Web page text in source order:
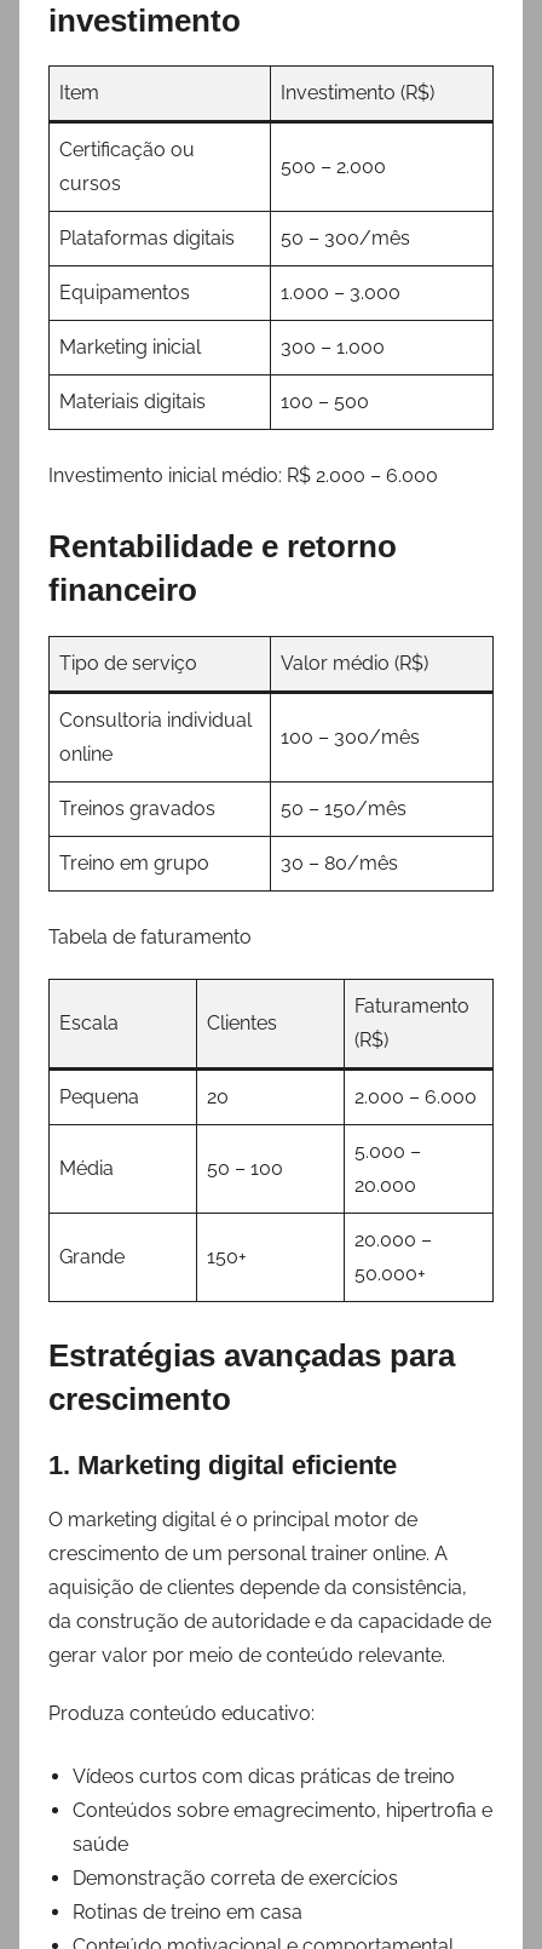
investimento
Item Investimento (R$)
Certificação ou
cursos
500 – 2.000
Plataformas digitais 50 – 300/mês
Equipamentos 1.000 – 3.000
Marketing inicial 300 – 1.000
Materiais digitais 100 – 500
Investimento inicial médio: R$ 2.000 – 6.000
Rentabilidade e retorno
financeiro
Tipo de serviço Valor médio (R$)
Consultoria individual
online
100 – 300/mês
Treinos gravados 50 – 150/mês
Treino em grupo 30 – 80/mês
Tabela de faturamento
Escala Clientes
Faturamento
(R$)
Pequena 20 2.000 – 6.000
Média 50 – 100
5.000 –
20.000
Grande 150+
20.000 –
50.000+
Estratégias avançadas para
crescimento
1. Marketing digital eficiente
O marketing digital é o principal motor de
crescimento de um personal trainer online. A
aquisição de clientes depende da consistência,
da construção de autoridade e da capacidade de
gerar valor por meio de conteúdo relevante.
Produza conteúdo educativo:
Vídeos curtos com dicas práticas de treino
Conteúdos sobre emagrecimento, hipertrofia e
saúde
Demonstração correta de exercícios
Rotinas de treino em casa